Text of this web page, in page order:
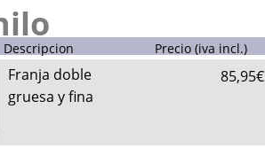
Descripcion Precio (iva incl.)
Franja doble
gruesa y fina
85,95€